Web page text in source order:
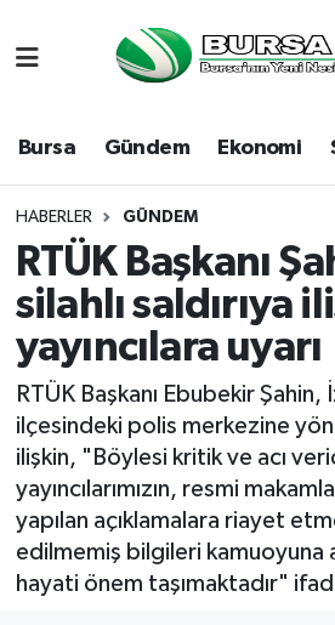
Bursa Gündem Ekonomi
HABERLER GÜNDEM
RTÜK Başkanı
silahlı saldırıya
yayıncılara uyarı
RTÜK Başkanı Ebubekir
ilçesindeki polis merkezine
ilişkin, "Böylesi kritik ve acı
yayıncılarımızın, resmi
yapılan açıklamalara riayet
edilmemiş bilgileri kamuoyuna
hayati önem taşımaktadır"
Bursa
Dünya
Eğitim
Ekonomi
Genel
Gündem
Magazin
Sağlık
Hava Durumu
Namaz Vakitleri
Trafik Durumu
Süper Lig Puan Durumu ve
Tüm Manşetler
Son Dakika Haberleri
Haber Arşivi